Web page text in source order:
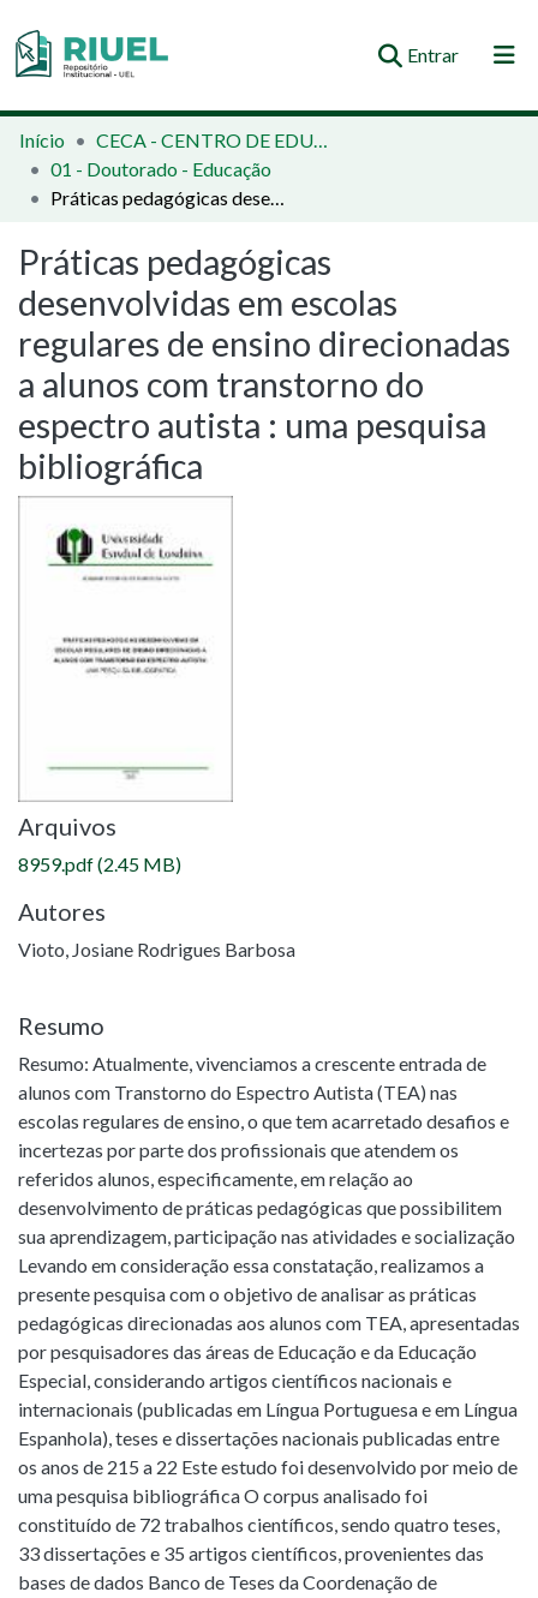
Entrar(current)
Orientações e Normas
Comunidades e Coleções
Estatísticas
Início
CECA - CENTRO DE EDUCAÇÃO, COMUNICAÇÃO E ARTES
01 - Doutorado - Educação
Práticas pedagógicas desenvolvidas em escolas regulares de ensino direcionadas a alunos com transtorno do espectro autista : uma pesquisa bibliográfica
Práticas pedagógicas
desenvolvidas em escolas
regulares de ensino direcionadas
a alunos com transtorno do
espectro autista : uma pesquisa
bibliográfica
Arquivos
8959.pdf(2.45 MB)
Autores
Vioto, Josiane Rodrigues Barbosa
Resumo
Resumo: Atualmente, vivenciamos a crescente entrada de
alunos com Transtorno do Espectro Autista (TEA) nas
escolas regulares de ensino, o que tem acarretado desafios e
incertezas por parte dos profissionais que atendem os
referidos alunos, especificamente, em relação ao
desenvolvimento de práticas pedagógicas que possibilitem
sua aprendizagem, participação nas atividades e socialização
Levando em consideração essa constatação, realizamos a
presente pesquisa com o objetivo de analisar as práticas
pedagógicas direcionadas aos alunos com TEA, apresentadas
por pesquisadores das áreas de Educação e da Educação
Especial, considerando artigos científicos nacionais e
internacionais (publicadas em Língua Portuguesa e em Língua
Espanhola), teses e dissertações nacionais publicadas entre
os anos de 215 a 22 Este estudo foi desenvolvido por meio de
uma pesquisa bibliográfica O corpus analisado foi
constituído de 72 trabalhos científicos, sendo quatro teses,
33 dissertações e 35 artigos científicos, provenientes das
bases de dados Banco de Teses da Coordenação de